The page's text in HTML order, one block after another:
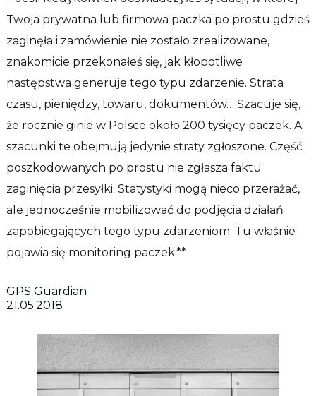
Twoja prywatna lub firmowa paczka po prostu gdzieś
zaginęła i zamówienie nie zostało zrealizowane,
znakomicie przekonałeś się, jak kłopotliwe
następstwa generuje tego typu zdarzenie. Strata
czasu, pieniędzy, towaru, dokumentów… Szacuje się,
że rocznie ginie w Polsce około 200 tysięcy paczek. A
szacunki te obejmują jedynie straty zgłoszone. Część
poszkodowanych po prostu nie zgłasza faktu
zaginięcia przesyłki. Statystyki mogą nieco przerażać,
ale jednocześnie mobilizować do podjęcia działań
zapobiegających tego typu zdarzeniom. Tu właśnie
pojawia się monitoring paczek.**
GPS Guardian
21.05.2018